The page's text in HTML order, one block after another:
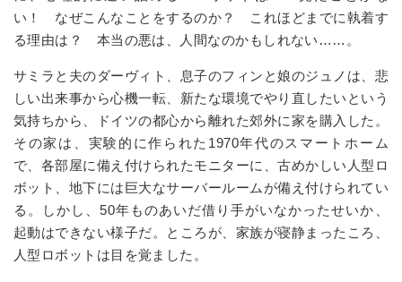
い！ なぜこんなことをするのか？ これほどまでに執着す
る理由は？ 本当の悪は、人間なのかもしれない … …。
サミラと夫のダーヴィト、息子のフィンと娘のジュノは、悲
しい出来事から心機一転、新たな環境でやり直したいという
気持ちから、ドイツの都心から離れた郊外に家を購入した。
その家は、実験的に作られた 1970年代のスマートホーム
で、各部屋に備え付けられたモニターに、古めかしい人型ロ
ボット、地下には巨大なサーバールームが備え付けられてい
る。しかし、50年ものあいだ借り手がいなかったせいか、
起動はできない様子だ。ところが、家族が寝静まったころ、
人型ロボットは目を覚ました。